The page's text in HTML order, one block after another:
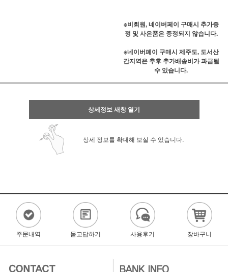
※비회원, 네이버페이 구매시 추가증
정 및 사은품은 증정되지 않습니다.
※네이버페이 구매시 제주도, 도서산
간지역은 추후 추가배송비가 과금될
수 있습니다.
상세정보 새창 열기
상세 정보를 확대해 보실 수 있습니다.
주문내역 묻고답하기 사용후기 장바구니